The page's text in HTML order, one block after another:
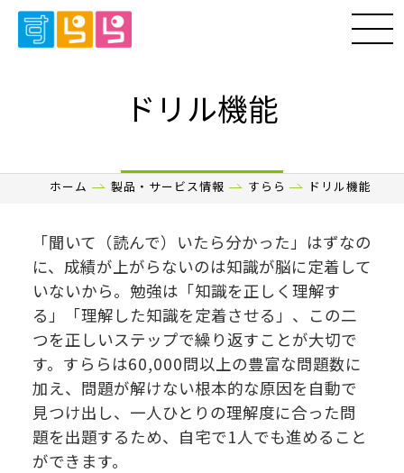
ドリル機能
ホーム 製品・サービス情報 すらら ドリル機能
「聞いて（読んで）いたら分かった」はずなの
に、成績が上がらないのは知識が脳に定着して
いないから。勉強は「知識を正しく理解す
る」「理解した知識を定着させる」、この二
つを正しいステップで繰り返すことが大切で
す。すららは60,000問以上の豊富な問題数に
加え、問題が解けない根本的な原因を自動で
見つけ出し、一人ひとりの理解度に合った問
題を出題するため、自宅で1人でも進めること
ができます。